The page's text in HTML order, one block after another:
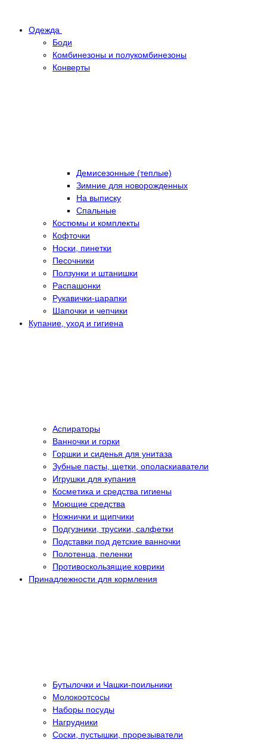
Одежда
Боди
Комбинезоны и полукомбинезоны
Конверты
Демисезонные (теплые)
Зимние для новорожденных
На выписку
Спальные
Костюмы и комплекты
Кофточки
Носки, пинетки
Песочники
Ползунки и штанишки
Распашонки
Рукавички-царапки
Шапочки и чепчики
Купание, уход и гигиена
Аспираторы
Ванночки и горки
Горшки и сиденья для унитаза
Зубные пасты, щетки, ополаскиаватели
Игрушки для купания
Косметика и средства гигиены
Моющие средства
Ножнички и щипчики
Подгузники, трусики, салфетки
Подставки под детские ванночки
Полотенца, пеленки
Противоскользящие коврики
Принадлежности для кормления
Бутылочки и Чашки-поильники
Молокоотсосы
Наборы посуды
Нагрудники
Соски, пустышки, прорезыватели